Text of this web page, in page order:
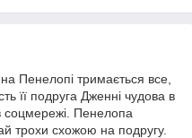
Пенелопі тримається все,
її подруга Дженні чудова в
соцмережі. Пенелопа
трохи схожою на подругу.